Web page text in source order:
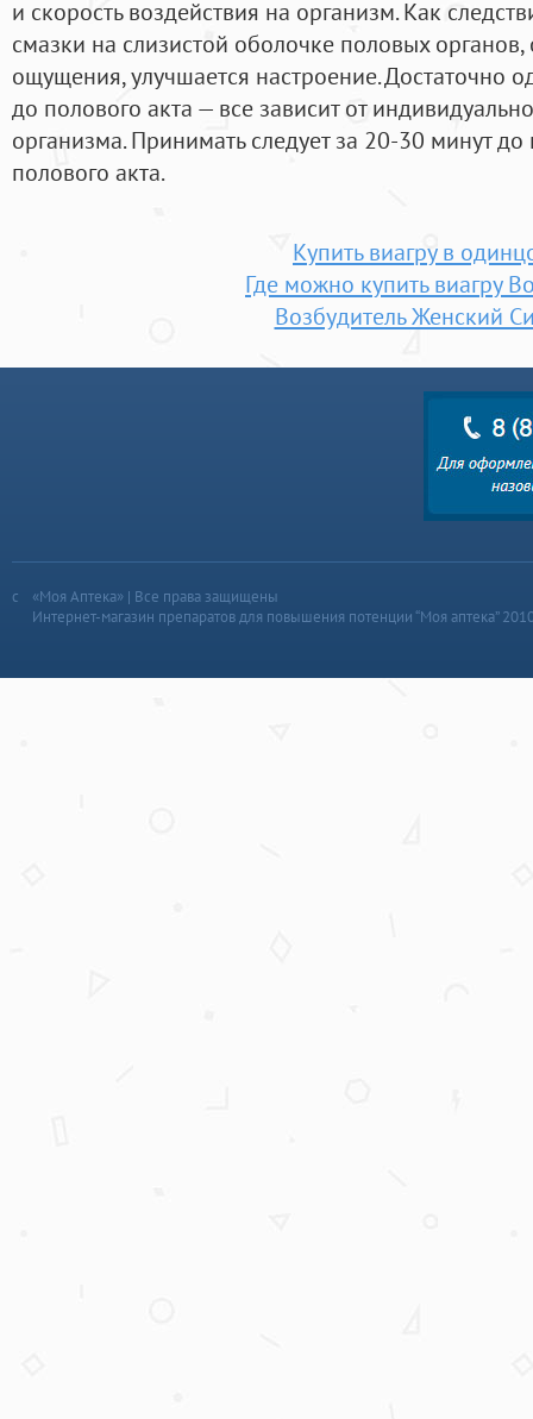
и скорость воздействия на организм. Как
смазки на слизистой оболочке половых
ощущения, улучшается настроение. Достаточно
до полового акта — все зависит от
организма. Принимать следует за 20-30 минут
полового акта.
Купить виагру в
Где можно купить виагру
Возбудитель Женский
«Моя Аптека» | Все права защищены
Интернет-магазин препаратов для повышения потенции “Моя аптека”